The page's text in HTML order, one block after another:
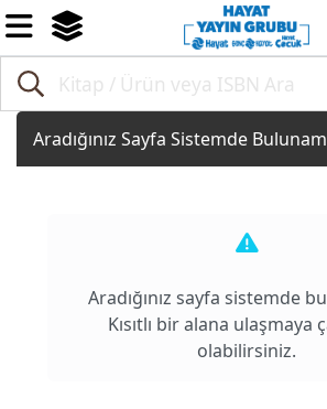
Aradığınız Sayfa Sistemde
Aradığınız sayfa sistemde
Kısıtlı bir alana ulaşmaya
olabilirsiniz.